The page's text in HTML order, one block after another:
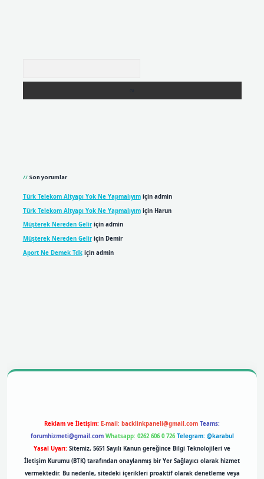
Son yorumlar
Türk Telekom Altyapı Yok Ne Yapmalıyımiçin admin
Türk Telekom Altyapı Yok Ne Yapmalıyımiçin Harun
Müşterek Nereden Geliriçin admin
Müşterek Nereden Geliriçin Demir
Aport Ne Demek Tdkiçin admin
Reklam ve İletişim: E-mail: backlinkpaneli@gmail.com Teams:
forumhizmeti@gmail.com Whatsapp: 0262 606 0 726 Telegram: @karabul
Yasal Uyarı: Sitemiz, 5651 Sayılı Kanun gereğince Bilgi Teknolojileri ve
İletişim Kurumu (BTK) tarafından onaylanmış bir Yer Sağlayıcı olarak hizmet
vermektedir. Bu nedenle, sitedeki içerikleri proaktif olarak denetleme veya